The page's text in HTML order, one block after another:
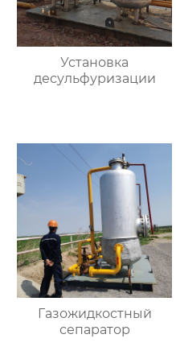
Установка
десульфуризации
Газожидкостный
сепаратор